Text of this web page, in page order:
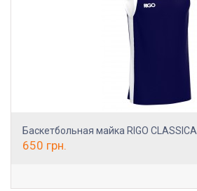
Баскетбольная майка RIGO CLASSICA
650 грн.